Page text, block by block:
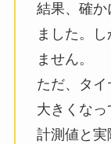
結果、確か
ました。
ません。
ただ、タ
大きくな
計測値と実